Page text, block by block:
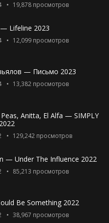
19,878просмотров
Lifeline 2023
12,099просмотров
— Письмо 2023
13,382просмотров
Peas, Anitta, El Alfa — SIMPLY
129,242просмотров
— Under The Influence 2022
85,213 просмотров
Be Something 2022
38,967 просмотров